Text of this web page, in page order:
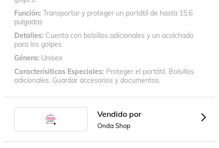
Función Transportar y proteger un portátil de hasta 15,6
pulgadas
Detalles Cuenta con bolsillos adicionales y un acolchado
para los golpes
Género Unisex
Caracterísiticas Especiales Proteger el portátil. Bolsillos
adicionales. Guardar accesorios y documentos.
Vendido por
Onda Shop